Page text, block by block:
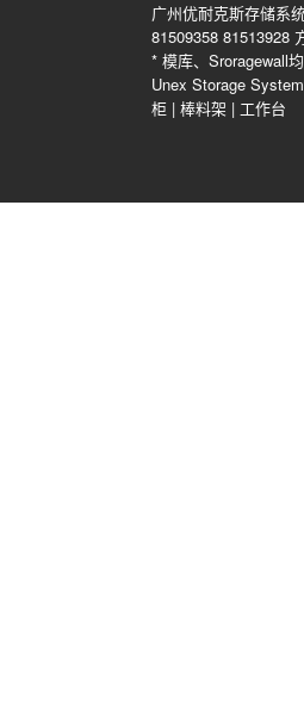
广州优耐克斯存储系
81509358 81513928
* 模库、Sroragewall
Unex Storage
柜 | 棒料架 | 工作台